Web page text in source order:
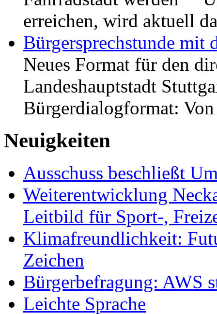
erreichen, wird aktuell
Bürgersprechstunde mit
Neues Format für den
Landeshauptstadt
Bürgerdialogformat:
Neuigkeiten
Ausschuss beschließt
Weiterentwicklung
Leitbild für Sport-,
Klimafreundlichkeit:
Zeichen
Bürgerbefragung: AWS
Leichte Sprache